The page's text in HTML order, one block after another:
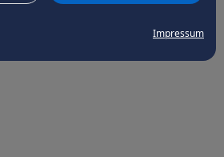
Impressum